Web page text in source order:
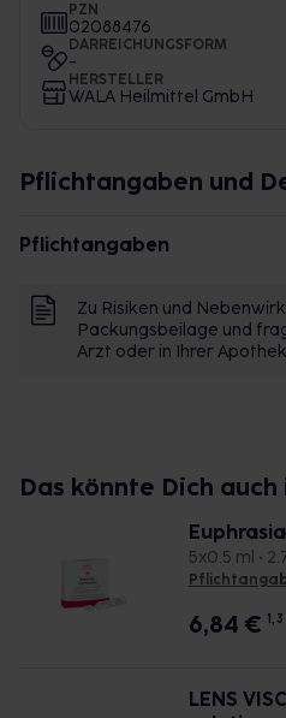
PZN
02088476
DARREICHUNGSFORM
-
HERSTELLER
WALA Heilmittel GmbH
Pflichtangaben und
Pflichtangaben
Zu Risiken und
Packungsbeilage und
Arzt oder in Ihrer
Das könnte Dich
5x0.5 ml •
6,84 € 1, 3
LENS